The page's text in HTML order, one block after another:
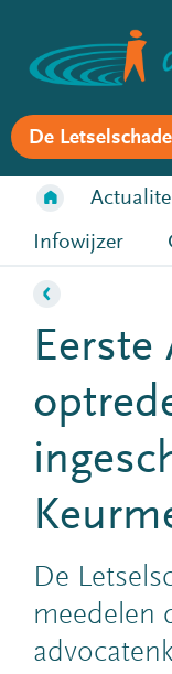
De
Infowijzer
Eerste
De
meedelen